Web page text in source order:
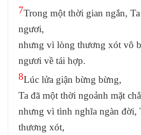
7Trong một thời gian ngắn,
ngươi,
nhưng vì lòng thương xót vô
ngươi về tái hợp.
8Lúc lửa giận bừng bừng,
Ta đã một thời ngoảnh mặt
nhưng vì tình nghĩa ngàn đời,
thương xót,